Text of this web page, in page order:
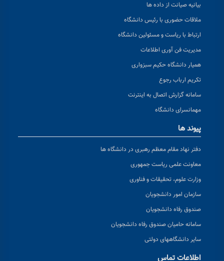
بیانیه صیانت از داده ها
ملاقات حضوری با رئیس دانشگاه
ارتباط با ریاست و مسئولین دانشگاه
مدیریت فن آوری اطلاعات
همیار دانشگاه حکیم سبزواری
تکریم ارباب رجوع
سامانه گزارش اتصال به اینترنت
مهمانسرای دانشگاه
پیوند ها
دفتر نهاد مقام معظم رهبری در دانشگاه ها
معاونت علمی ریاست جمهوری
وزارت علوم، تحقیقات و فناوری
سازمان امور دانشجویان
صندوق رفاه دانشجویان
سامانه حامیان صندوق رفاه دانشجویان
سایر دانشگاههای دولتی
اطلاعات تماس